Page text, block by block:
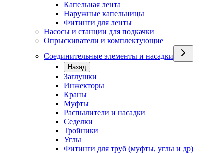
Капельная лента
Наружные капельницы
Фитинги для ленты
Насосы и станции для подкачки
Опрыскиватели и комплектующие
Соединительные элементы и насадки
Назад
Заглушки
Инжекторы
Краны
Муфты
Распылители и насадки
Седелки
Тройники
Углы
Фитинги для труб (муфты, углы и др)